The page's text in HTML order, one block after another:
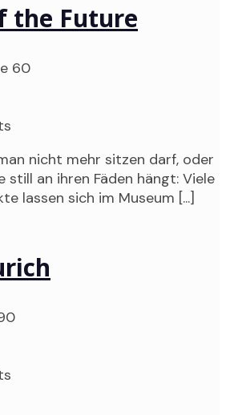
the Future
60
nicht mehr sitzen darf, oder
still an ihren Fäden hängt: Viele
lassen sich im Museum [...]